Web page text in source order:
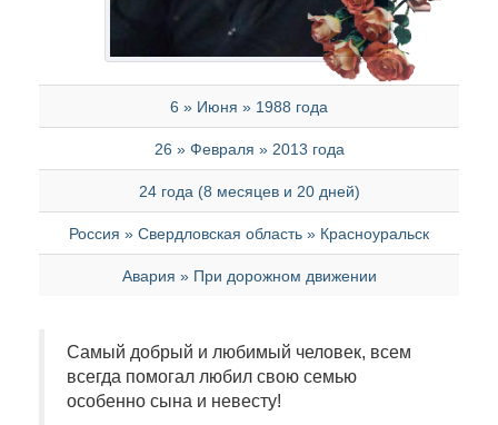
6 » Июня » 1988 года
26 » Февраля » 2013 года
24 года (8 месяцев и 20 дней)
Россия » Свердловская область » Красноуральск
Авария » При дорожном движении
Самый добрый и любимый человек, всем
всегда помогал любил свою семью
особенно сына и невесту!